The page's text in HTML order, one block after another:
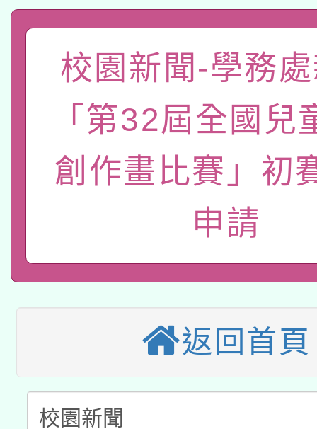
關事宜
轉知教育部國民及學前
國立臺灣師範大學辦
年度健康促進學校輔導
業成長研習」實施計畫
函轉國家教育研究院
原住民族教育政策研討
族教育國際趨勢與發展
轉知教育部國民及學前
新北市政府教育局辦
師專業成長研習實施計
方素養工作坊新北場」
函轉國立臺灣師範大學
族語言臺北學習中心
「族語學習班」招生簡
轉知有關國立成功大學
文教學共融平台-教案
年度COVID-19疫苗接
接種對象擴大為「滿6
月28日止
轉知經濟部水利署委託
業技術研究院辦理「
用水績優單位及節水達
115年8月22日(星期六
桃園市孔廟祈福系列
開 智慧啟航」
2026年桃園地景藝術
「2026桃園藝術巡演
關事宜
轉知教育部國民及學前
國立臺灣師範大學辦理
函轉國家教育研究院中
校園新聞-學務
「第32屆全國兒
創作畫比賽」初
申請
返回首頁